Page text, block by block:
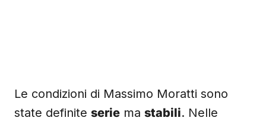
Le condizioni di Massimo Moratti sono
state definite serie ma stabili. Nelle